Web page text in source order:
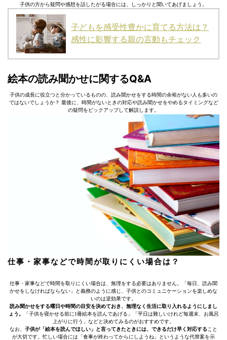
子供の方から疑問や感想を話したがる場合には、しっかりと聞いてあげましょう。
子どもを感受性豊かに育てる方法は？
感性に影響する親の言動もチェック
絵本の読み聞かせに関するQ&A
子供の成長に役立つと分かっているものの、読み聞かせをする時間の余裕がない人も多いの
ではないでしょうか？ 最後に、時間がないときの対応や読み聞かせをやめるタイミングなど
の疑問をピックアップして解説します。
仕事・家事などで時間が取りにくい場合は？
仕事・家事などで時間を取りにくい場合は、無理をする必要はありません。「毎日、読み聞
かせをしなければならない」と義務のように感じ、子供とのコミュニケーションを楽しめな
いのは逆効果です。
読み聞かせをする曜日や時間の目安を決めておき、無理なく生活に取り入れるようにしまし
ょう。
「子供を寝かせる前に1冊絵本を読んであげる」「平日は難しいけれど毎週末、お風呂
上がりに行う」などと決めてみるのがおすすめです。
なお、 子供が「絵本を読んでほしい」と言ってきたときには、できるだけ早く対応する こと
が大切です。忙しい場合には「食事が終わってからにしようね」というような代替案を示